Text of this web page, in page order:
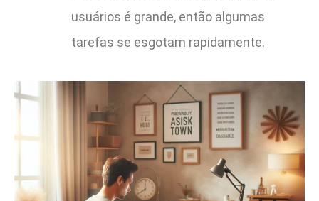
usuários é grande, então algumas
tarefas se esgotam rapidamente.